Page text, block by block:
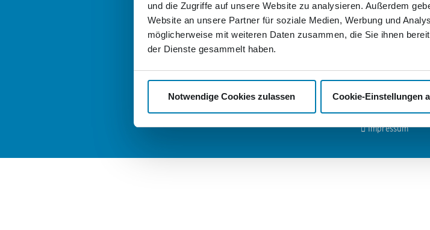
und die Zugriffe auf unsere Website zu analysieren. Außerdem
Website an unsere Partner für soziale Medien, Werbung und
möglicherweise mit weiteren Daten zusammen, die Sie ihnen
der Dienste gesammelt haben.
Notwendige Cookies zulassen Cookie-Einstellungen
der Nordkurier Mediengruppe:
good-stock.de
nordkurier-mediengruppe.de
Passgenaue
Persönlicher
Ihr
Impressum